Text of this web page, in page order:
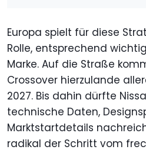
Europa spielt für diese
Rolle, entsprechend
Marke. Auf die Straße
Crossover hierzulande
2027. Bis dahin dürfte
technische Daten,
Marktstartdetails
radikal der Schritt vom